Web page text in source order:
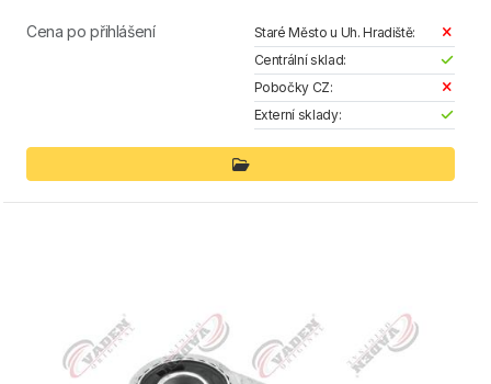
Cena po přihlášení
Staré Město u Uh. Hradiště:
Centrální sklad:
Pobočky CZ:
Externí sklady: